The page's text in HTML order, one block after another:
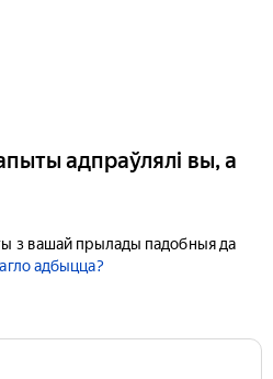
адпраўлялі вы, а
з вашай прылады падобныя да
адбыцца?